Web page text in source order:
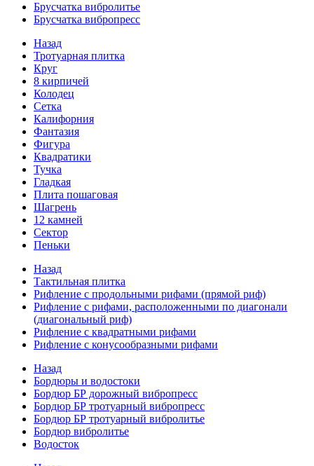
Брусчатка вибролитье
Брусчатка вибропресс
Назад
Тротуарная плитка
Круг
8 кирпичей
Колодец
Сетка
Калифорния
Фантазия
Фигура
Квадратики
Тучка
Гладкая
Плита пошаговая
Шагрень
12 камней
Сектор
Пеньки
Назад
Тактильная плитка
Рифление с продольными рифами (прямой риф)
Рифление с рифами, расположенными по диагонали
(диагональный риф)
Рифление с квадратными рифами
Рифление с конусообразными рифами
Назад
Бордюры и водостоки
Бордюр БР дорожный вибропресс
Бордюр БР тротуарный вибропресс
Бордюр БР тротуарный вибролитье
Бордюр вибролитье
Водосток